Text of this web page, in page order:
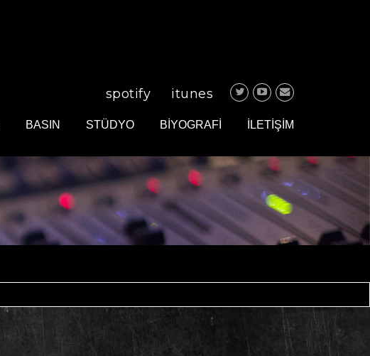
itunes
spotify
BASIN STÜDYO BİYOGRAFİ İLETİŞİM